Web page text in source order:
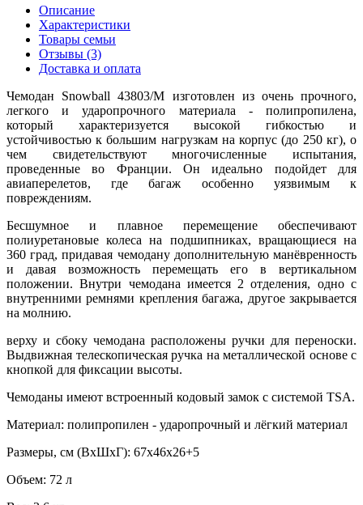
Описание
Характеристики
Товары семьи
Отзывы (3)
Доставка и оплата
Чемодан Snowball 43803/M изготовлен из очень прочного,
легкого и ударопрочного материала - полипропилена,
который характеризуется высокой гибкостью и
устойчивостью к большим нагрузкам на корпус (до 250 кг), о
чем свидетельствуют многочисленные испытания,
проведенные во Франции. Он идеально подойдет для
авиаперелетов, где багаж особенно уязвимым к
повреждениям.
Бесшумное и плавное перемещение обеспечивают
полиуретановые колеса на подшипниках, вращающиеся на
360 град, придавая чемодану дополнительную манёвренность
и давая возможность перемещать его в вертикальном
положении. Внутри чемодана имеется 2 отделения, одно с
внутренними ремнями крепления багажа, другое закрывается
на молнию.
верху и сбоку чемодана расположены ручки для переноски.
Выдвижная телескопическая ручка на металлической основе с
кнопкой для фиксации высоты.
Чемоданы имеют встроенный кодовый замок с системой TSA.
Материал: полипропилен - ударопрочный и лёгкий материал
Размеры, см (ВхШхГ): 67х46х26+5
Объем: 72 л